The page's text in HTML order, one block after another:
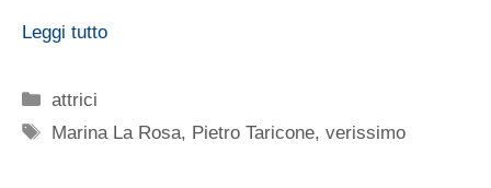
Leggi tutto
Categorie
attrici
Tag
Marina La Rosa, Pietro Taricone,verissimo